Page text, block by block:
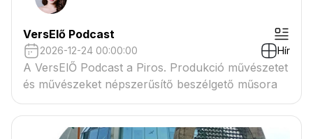
VersElő Podcast
2026-12-24 00:00:00 Hír
A VersElŐ Podcast a Piros. Produkció művészetet
és művészeket népszerűsítő beszélgető műsora